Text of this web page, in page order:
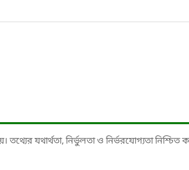
যথার্থতা, নির্ভুলতা ও নির্ভরযোগ্যতা নিশ্চিত